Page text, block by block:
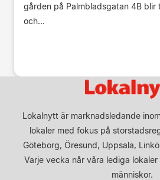
gården på Palmbladsgatan 4B blir
och...
Lokalnytt är marknadsledande
lokaler med fokus på
Göteborg, Öresund, Uppsala,
Varje vecka når våra lediga
människor.